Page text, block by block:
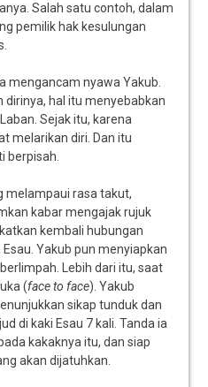
Salah satu contoh, dalam
pemilik hak kesulungan
mengancam nyawa Yakub.
hal itu menyebabkan
Sejak itu, karena
melarikan diri. Dan itu
berpisah.
melampaui rasa takut,
kabar mengajak rujuk
kembali hubungan
Yakub pun menyiapkan
Lebih dari itu, saat
(face to face). Yakub
sikap tunduk dan
di kaki Esau 7 kali. Tanda ia
kakaknya itu, dan siap
akan dijatuhkan.